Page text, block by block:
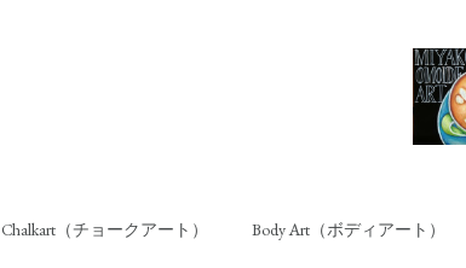
Chalkart（チョークアート） Body Art（ボディアート）